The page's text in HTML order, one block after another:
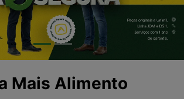
Mais Alimento